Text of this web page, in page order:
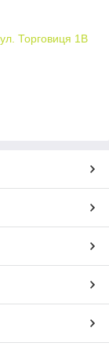
Торговиця 1В